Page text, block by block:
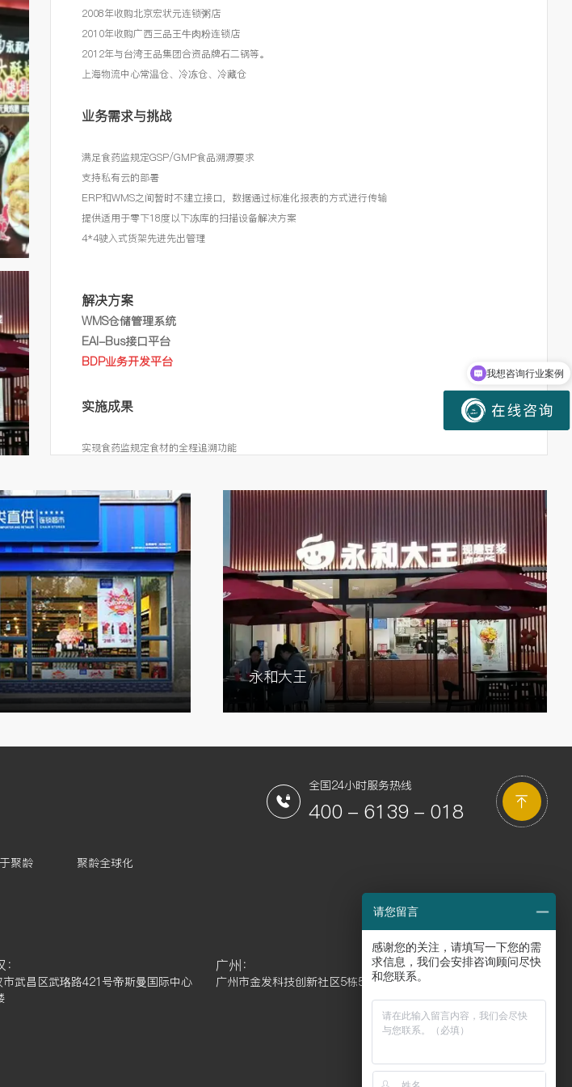
2008年收购北京宏状元连锁粥店
2010年收购广西三品王牛肉粉连锁店
2012年与台湾王品集团合资品牌石二锅等。
上海物流中心常温仓、冷冻仓、冷藏仓
业务需求与挑战
满足食药监规定GSP/GMP食品溯源要求
支持私有云的部署
ERP和WMS之间暂时不建立接口，数据通过标准化报表的方式进行传输
提供适用于零下18度以下冻库的扫描设备解决方案
4*4驶入式货架先进先出管理
解决方案
WMS仓储管理系统
EAI-Bus接口平台
BDP业务开发平台
实施成果
实现食药监规定食材的全程追溯功能
实现库龄分析、安全库存管理、效期管理和库存预警
降低了仓库运作的成本、提高了仓库利用率和准确性
实现货品先进先出管理、人员KPI考核
永和大王
全国24小时服务热线
400 - 6139 - 018
聚龄 聚龄全球化
市武昌区武珞路421号帝斯曼国际中心
广州：
广州市金发科技创新社区5栋5楼
我想咨询行业案例
请您留言
感谢您的关注，请填写一下您的需
求信息，我们会安排咨询顾问尽快
和您联系。